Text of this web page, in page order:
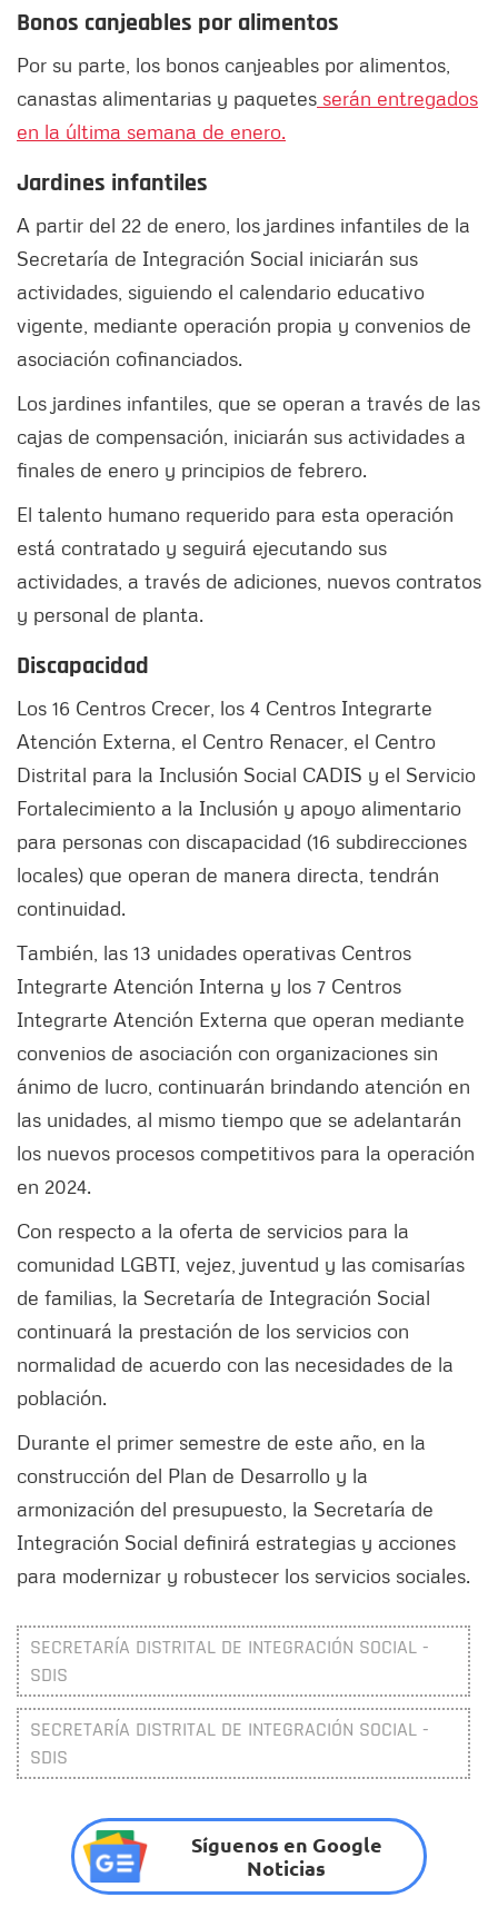
Bonos canjeables por alimentos
Por su parte, los bonos canjeables por alimentos,
canastas alimentarias y paquetes serán entregados
en la última semana de enero.
Jardines infantiles
A partir del 22 de enero, los jardines infantiles de la
Secretaría de Integración Social iniciarán sus
actividades, siguiendo el calendario educativo
vigente, mediante operación propia y convenios de
asociación cofinanciados.
Los jardines infantiles, que se operan a través de las
cajas de compensación, iniciarán sus actividades a
finales de enero y principios de febrero.
El talento humano requerido para esta operación
está contratado y seguirá ejecutando sus
actividades, a través de adiciones, nuevos contratos
y personal de planta.
Discapacidad
Los 16 Centros Crecer, los 4 Centros Integrarte
Atención Externa, el Centro Renacer, el Centro
Distrital para la Inclusión Social CADIS y el Servicio
Fortalecimiento a la Inclusión y apoyo alimentario
para personas con discapacidad (16 subdirecciones
locales) que operan de manera directa, tendrán
continuidad.
También, las 13 unidades operativas Centros
Integrarte Atención Interna y los 7 Centros
Integrarte Atención Externa que operan mediante
convenios de asociación con organizaciones sin
ánimo de lucro, continuarán brindando atención en
las unidades, al mismo tiempo que se adelantarán
los nuevos procesos competitivos para la operación
en 2024.
Con respecto a la oferta de servicios para la
comunidad LGBTI, vejez, juventud y las comisarías
de familias, la Secretaría de Integración Social
continuará la prestación de los servicios con
normalidad de acuerdo con las necesidades de la
población.
Durante el primer semestre de este año, en la
construcción del Plan de Desarrollo y la
armonización del presupuesto, la Secretaría de
Integración Social definirá estrategias y acciones
para modernizar y robustecer los servicios sociales.
SECRETARÍA DISTRITAL DE INTEGRACIÓN SOCIAL -
SDIS
SECRETARÍA DISTRITAL DE INTEGRACIÓN SOCIAL -
SDIS
Síguenos en Google
Noticias